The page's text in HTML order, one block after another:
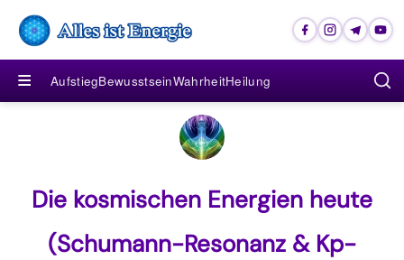
Spirituelles Wissen, Energie
≡ AufstiegBewusstseinWahrheitHeilung
Die kosmischen Energien heute
(Schumann-Resonanz & Kp-